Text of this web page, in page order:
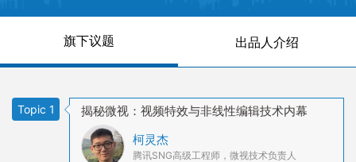
旗下议题 出品人介绍
Topic 1
揭秘微视：视频特效与非线性编辑技术内幕
柯灵杰
腾讯SNG高级工程师，微视技术负责人